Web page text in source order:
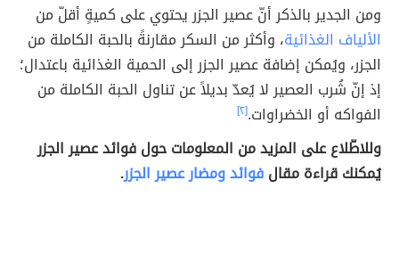
ومن الجدير بالذكر أنّ عصير الجزر يحتوي على كميةٍ أقلّ من
الألياف الغذائية، وأكثر من السكر مقارنةً بالحبة الكاملة من
الجزر، ويُمكن إضافة عصير الجزر إلى الحمية الغذائية باعتدال؛
إذ إنّ شُرب العصير لا يُعدّ بديلاً عن تناول الحبة الكاملة من
الفواكه أو الخضراوات.[٢]
وللاطّلاع على المزيد من المعلومات حول فوائد عصير الجزر
يُمكنك قراءة مقالفوائد ومضار عصير الجزر.